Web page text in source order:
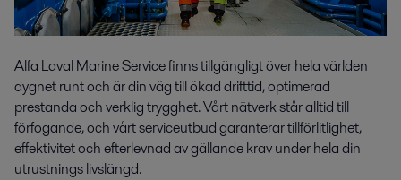
Alfa Laval Marine Service finns tillgängligt över hela världen
dygnet runt och är din väg till ökad drifttid, optimerad
prestanda och verklig trygghet. Vårt nätverk står alltid till
förfogande, och vårt serviceutbud garanterar tillförlitlighet,
effektivitet och efterlevnad av gällande krav under hela din
utrustnings livslängd.